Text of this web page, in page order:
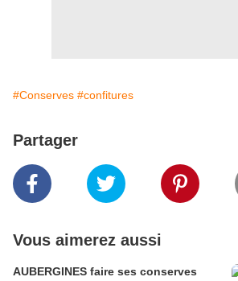
#Conserves #confitures
Partager
Vous aimerez aussi
AUBERGINES faire ses conserves